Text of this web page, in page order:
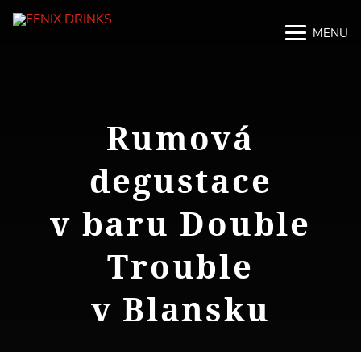
MENU
Rumová
degustace
v baru Double
Trouble
v Blansku